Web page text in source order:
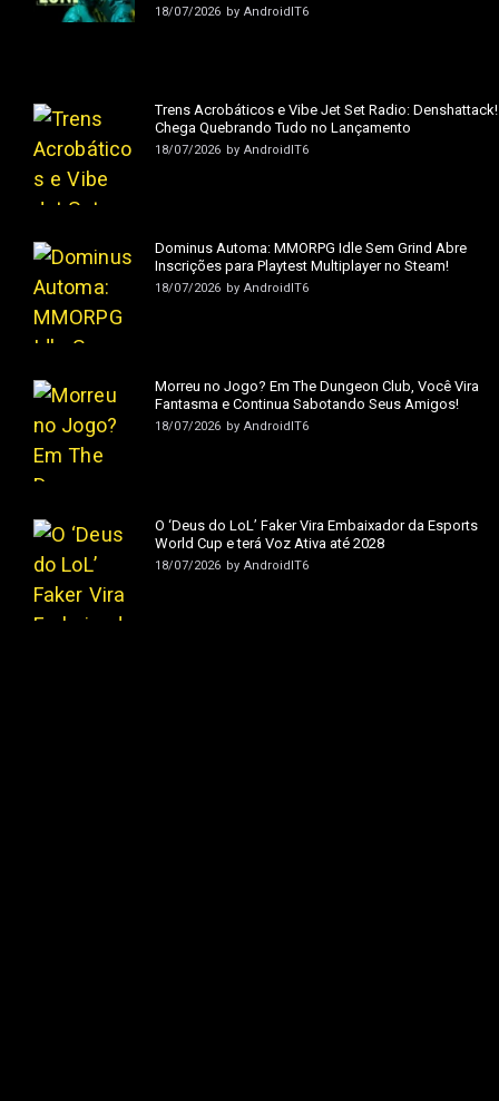
18/07/2026 by AndroidIT6
Trens Acrobáticos e Vibe Jet Set Radio: Denshattack!
Chega Quebrando Tudo no Lançamento
18/07/2026 by AndroidIT6
Dominus Automa: MMORPG Idle Sem Grind Abre
Inscrições para Playtest Multiplayer no Steam!
18/07/2026 by AndroidIT6
Morreu no Jogo? Em The Dungeon Club, Você Vira
Fantasma e Continua Sabotando Seus Amigos!
18/07/2026 by AndroidIT6
O ‘Deus do LoL’ Faker Vira Embaixador da Esports
World Cup e terá Voz Ativa até 2028
18/07/2026 by AndroidIT6